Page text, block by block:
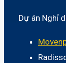
Dự án Nghỉ